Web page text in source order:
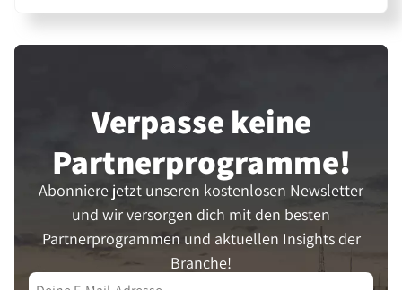
Verpasse keine
Partner­programme!
Abonniere jetzt unseren kostenlosen Newsletter
und wir versorgen dich mit den besten
Partnerprogrammen und aktuellen Insights der
Branche!